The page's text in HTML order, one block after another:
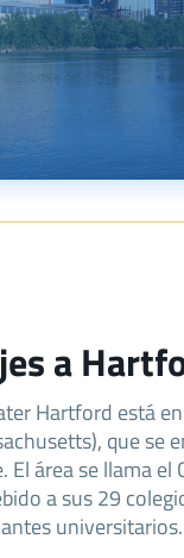
a
Hartford está
que se
El área se llama el
a sus 29
universitarios.